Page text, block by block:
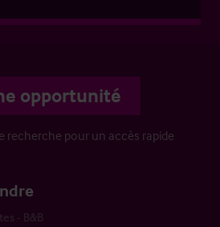
opportunité
recherche pour un accès rapide
- B&B